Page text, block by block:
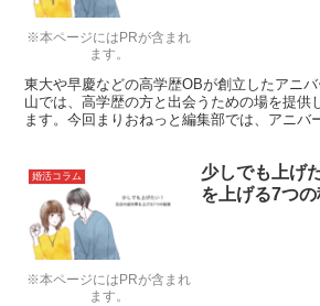
※本ページにはPRが含まれ
ます。
東大や早慶などの高学歴OBが創立したアニ
山では、高学歴の方と出会うための場を提供
ます。今回まりおねっと編集部では、アニバ
※本ページにはPRが含まれ
ます。
婚活コラム
少しでも上げ
を上げる7つ